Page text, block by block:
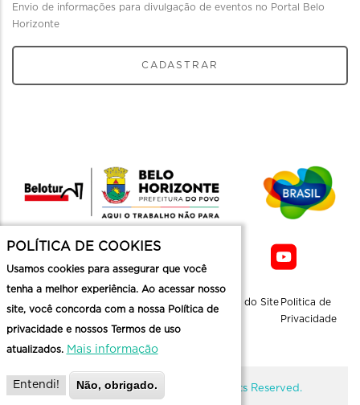
Envio de informações para divulgação de eventos no Portal Belo
Horizonte
CADASTRAR
Mapa do Site Politica de
Privacidade
@ Copyright Belotur 2026. All Rights Reserved.
POLÍTICA DE COOKIES
Usamos cookies para assegurar que você
tenha a melhor experiência. Ao acessar nosso
site, você concorda com a nossa Política de
privacidade e nossos Termos de uso
atualizados. Mais informação
Entendi! Não, obrigado.